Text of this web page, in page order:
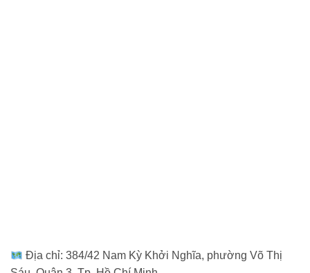
Địa chỉ: 384/42 Nam Kỳ Khởi Nghĩa, phường Võ Thị